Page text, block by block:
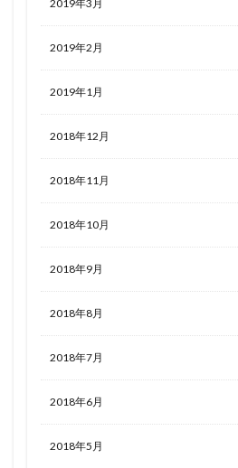
2019年3月
2019年2月
2019年1月
2018年12月
2018年11月
2018年10月
2018年9月
2018年8月
2018年7月
2018年6月
2018年5月